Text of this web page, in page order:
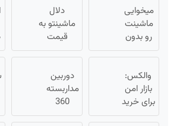
میخوایی
ماشینت
رو بدون
دردسر
بدون
کمیسیون
دلال
ماشینتو به
قیمت
نمیخره! بیا
قیمت
بفروش*فقط
خریدار
واقعی*
والکس:
بازار امن
برای خرید
و فروش
دوربین
مداربسته
360
درجه |